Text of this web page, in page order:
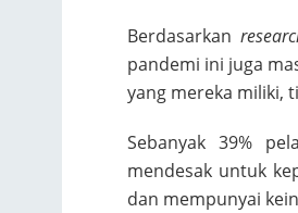
Berdasarkan
pandemi ini juga
yang mereka miliki,
Sebanyak 39%
mendesak untuk
dan mempunyai